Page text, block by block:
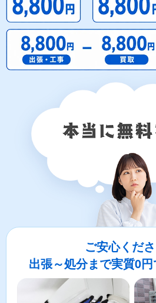
ご安心くださ
出張～処分まで実質0円